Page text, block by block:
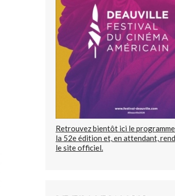
Retrouvez bientôt ici le
la 52e édition et, en attendant,
le site officiel.